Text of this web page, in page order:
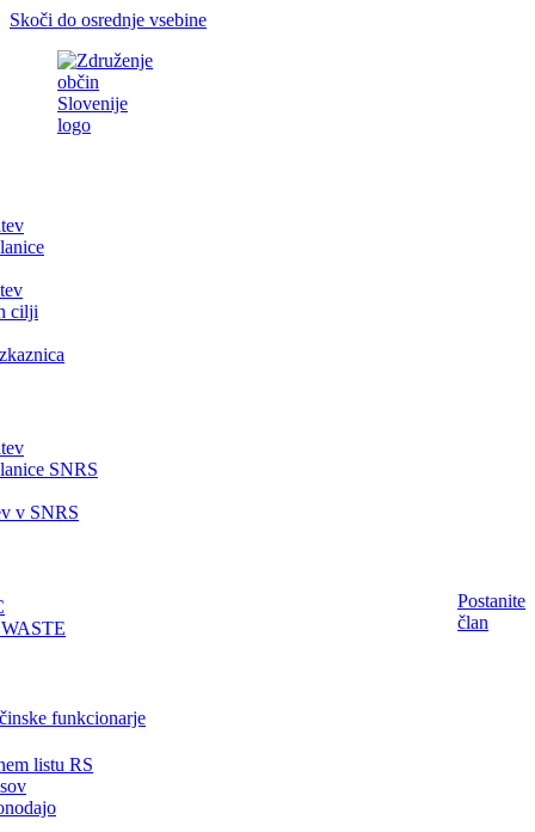
Skoči do osrednje vsebine
cilji
SNRS
v SNRS
funkcionarje
listu RS
Postanite
član